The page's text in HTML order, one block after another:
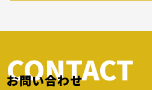
CONTACT
お問い合わせ